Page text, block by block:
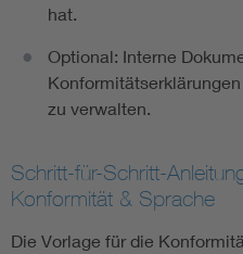
hat.
Optional: Interne
zu verwalten.
Schritt-für-Schritt-
Konformität & Sprache
Die Vorlage für die